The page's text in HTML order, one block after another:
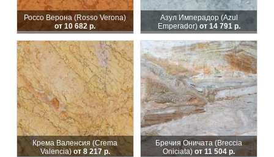
Россо Верона (Rosso Verona)
от 10 682 р.
Азул Имперадор (Azul
Emperador) от 14 791 р.
Крема Валенсия (Crema
Valencia)от 8 217 р.
Бречия Оничата (Breccia
Oniciata) от 11 504 р.